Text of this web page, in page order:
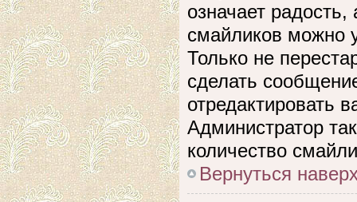
означает
смайликов можно
Только не
сделать
отредактировать
Администратор
количество
Вернуться